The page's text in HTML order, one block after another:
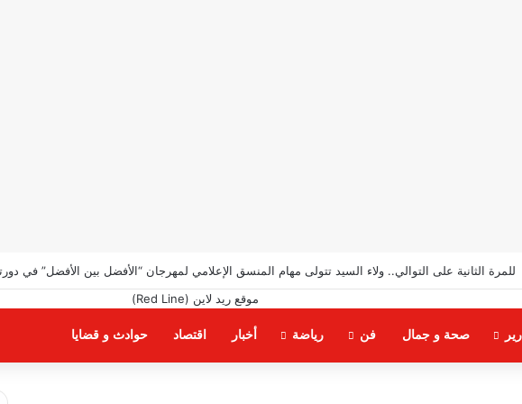
شادي محمد يعلن عن الدوره الخامسه لمهرجان الأفضل .
صحة و جمال فن رياضة أخبار اقتصاد حوادث و قضايا